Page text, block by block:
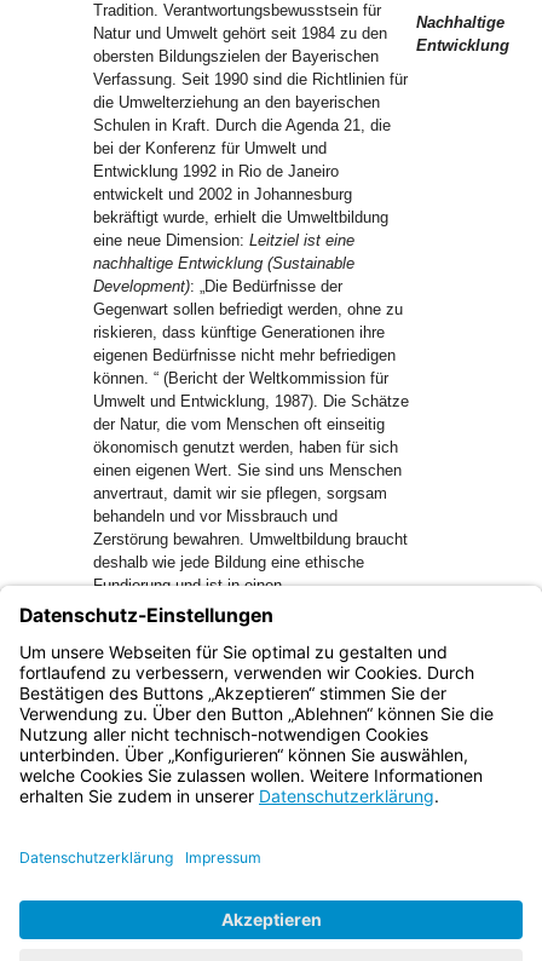
Tradition. Verantwortungsbewusstsein für
Natur und Umwelt gehört seit 1984 zu den
obersten Bildungszielen der Bayerischen
Verfassung. Seit 1990 sind die Richtlinien für
die Umwelterziehung an den bayerischen
Schulen in Kraft. Durch die Agenda 21, die
bei der Konferenz für Umwelt und
Entwicklung 1992 in Rio de Janeiro
entwickelt und 2002 in Johannesburg
bekräftigt wurde, erhielt die Umweltbildung
eine neue Dimension: Leitziel ist eine
nachhaltige Entwicklung (Sustainable
Development): „Die Bedürfnisse der
Gegenwart sollen befriedigt werden, ohne zu
riskieren, dass künftige Generationen ihre
eigenen Bedürfnisse nicht mehr befriedigen
können. “ (Bericht der Weltkommission für
Umwelt und Entwicklung, 1987). Die Schätze
der Natur, die vom Menschen oft einseitig
ökonomisch genutzt werden, haben für sich
einen eigenen Wert. Sie sind uns Menschen
anvertraut, damit wir sie pflegen, sorgsam
behandeln und vor Missbrauch und
Zerstörung bewahren. Umweltbildung braucht
deshalb wie jede Bildung eine ethische
Fundierung und ist in einen
gesamtgesellschaftlichen Prozess
eingebettet, in dem die Schule eine wichtige
Aufgabe zu übernehmen hat.
Nachhaltige
Entwicklung
Bayern.de
BayernPortal
Impressum